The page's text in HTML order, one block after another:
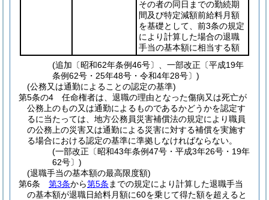
その者の同日までの勤続期
間及び特定減額前給料月額
を基礎として、前3条の規定
により計算した場合の退職
手当の基本額に相当する額
(追加〔昭和62年条例46号〕、一部改正〔平成19年
条例62号・25年48号・令和4年28号〕)
(公務又は通勤によることの認定の基準)
第5条の4
任命権者は、退職の理由となった傷病又は死亡が
公務上のもの又は通勤によるものであるかどうかを認定す
るに当たっては、地方公務員災害補償法の規定により職員
の公務上の災害又は通勤による災害に対する補償を実施す
る場合における認定の基準に準拠しなければならない。
(一部改正〔昭和43年条例47号・平成3年26号・19年
62号〕)
(退職手当の基本額の最高限度額)
第6条
第3条から第5条 までの規定により計算した退職手当
の基本額が退職日給料月額に60を乗じて得た額を超えると